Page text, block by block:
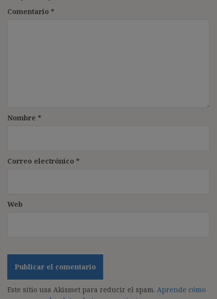
Comentario *
Nombre *
Correo electrónico *
Web
Este sitio usa Akismet para reducir el spam. Aprende cómo